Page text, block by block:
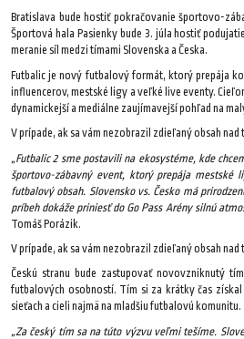
Bratislava bude hostiť pokračovanie športovo-
Športová hala Pasienky bude 3. júla hostiť
meranie síl medzi tímami Slovenska a Česka.
Futbalic je nový futbalový formát, ktorý prepája
influencerov, mestské ligy a veľké live eventy.
dynamickejší a mediálne zaujímavejší pohľad na
V prípade, ak sa vám nezobrazil zdieľaný obsah
„Futbalic 2 sme postavili na ekosystéme, kde
športovo-zábavný event, ktorý prepája mestské
futbalový obsah. Slovensko vs. Česko má
príbeh dokáže priniesť do Go Pass Arény silnú
Tomáš Porázik.
V prípade, ak sa vám nezobrazil zdieľaný obsah
Českú stranu bude zastupovať novovzniknutý
futbalových osobností. Tím si za krátky čas
sieťach a cieli najmä na mladšiu futbalovú komunitu.
„Za český tím sa na túto výzvu veľmi tešíme.